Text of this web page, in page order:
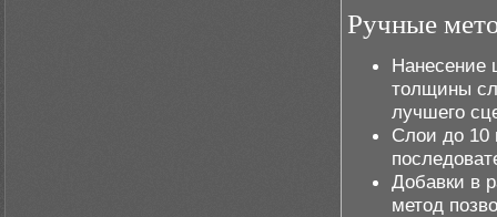
Ручные
Нанесение
толщины
лучшего
Слои до 10
Добавки в
метод